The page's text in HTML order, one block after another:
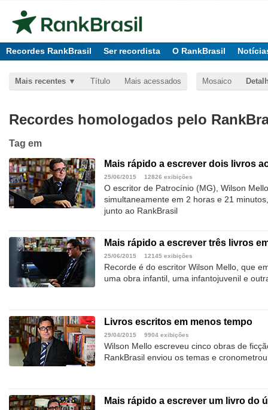
Recordes RankBrasil Ser recordista O RankBrasil
Mais recentes Título Mais acessados Mosaico
Recordes homologados pelo
Tag em
Mais rápido a escrever dois livros
25/06/2015 12826 exibições
O escritor de Patrocínio (MG), Wilson
simultaneamente em 2 horas e 21
junto ao RankBrasil
Mais rápido a escrever três livros
25/06/2015 12145 exibições
Recorde é do escritor Wilson Mello, que
uma obra infantil, uma infantojuvenil e
Livros escritos em menos tempo
29/04/2015 9904 exibições
Wilson Mello escreveu cinco obras de
RankBrasil enviou os temas e
Mais rápido a escrever um livro do